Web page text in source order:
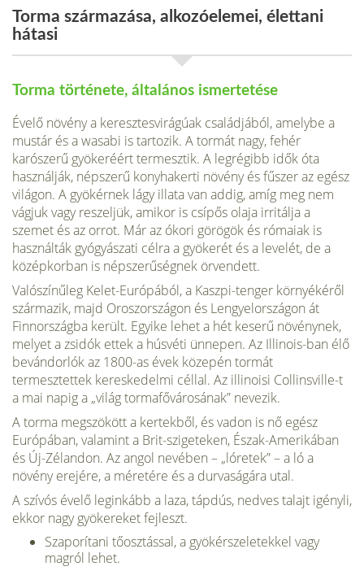
Torma származása, alkozóelemei, élettani
hátasi
Torma története, általános ismertetése
Évelő növény a keresztesvirágúak családjából, amelybe a
mustár és a wasabi is tartozik. A tormát nagy, fehér
karószerű gyökeréért ter­mesztik. A legrégibb idők óta
használják, népszerű konyhakerti növény és fűszer az egész
világon. A gyökérnek lágy illata van addig, amíg meg nem
vágjuk vagy reszeljük, amikor is csípős olaja irritálja a
szemet és az orrot. Már az ókori görögök és rómaiak is
használták gyógyászati célra a gyökerét és a levelét, de a
középkorban is népszerűségnek örvendett.
Valószínűleg Kelet-Európából, a Kaszpi-tenger környékéről
szárma­zik, majd Oroszországon és Lengyelországon át
Finnországba került. Egyike lehet a hét keserű növénynek,
melyet a zsidók ettek a húsvéti ün­nepen. Az Illinois-ban élő
bevándorlók az 1800-as évek közepén tormát
termesztettek kereskedelmi céllal. Az illinoisi Collinsville-t
a mai napig a „világ tormafővárosának” nevezik.
A torma megszökött a kertekből, és vadon is nő egész
Európában, va­lamint a Brit-szigeteken, Észak-Amerikában
és Új-Zélandon. Az angol nevében – „lóretek” – a ló a
növény erejére, a méretére és a durvaságá­ra utal.
A szívós évelő leginkább a laza, tápdús, nedves talajt igényli,
ekkor nagy gyökere­ket fejleszt.
Szaporítani tőosztással, a gyökérszeletekkel vagy
magról lehet.